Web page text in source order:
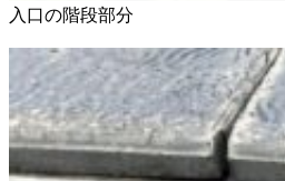
入口の階段部分